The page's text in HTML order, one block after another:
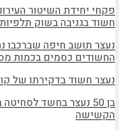
פקחי יחידת השיטור
חשוד בגניבה בשוק תלפיות
נעצר תושב חיפה שברכבו
החשודים כסמים בכמות
נעצר חשוד בדקירתו של קורבן בן
בן 50 נעצר בחשד
הקשישה